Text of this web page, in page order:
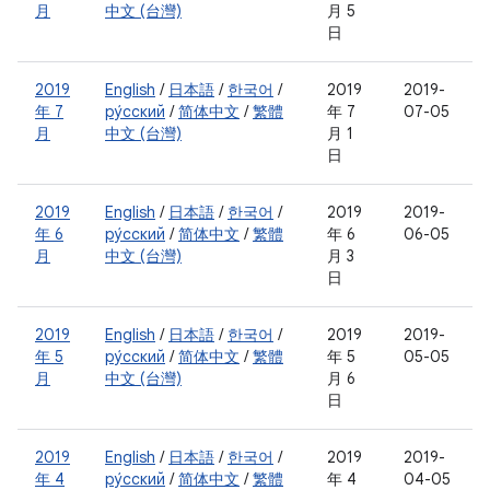
月
中文 (台灣)
月 5
日
2019
年 7
月
English / 日本語 / 한국어 /
ру́сский /简体中文 /繁體
中文 (台灣)
2019
年 7
月 1
日
2019-
07-05
2019
年 6
月
English / 日本語 / 한국어 /
ру́сский /简体中文 /繁體
中文 (台灣)
2019
年 6
月 3
日
2019-
06-05
2019
年 5
月
English / 日本語 / 한국어 /
ру́сский /简体中文 /繁體
中文 (台灣)
2019
年 5
月 6
日
2019-
05-05
2019
年 4
English / 日本語 / 한국어 /
ру́сский /简体中文 /繁體
2019
年 4
2019-
04-05